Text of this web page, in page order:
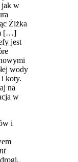
jak w
Żiżka
[…]
jest
wody
koty.
na
w
i